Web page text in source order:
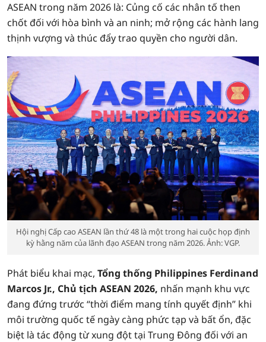
ASEAN trong năm 2026 là: Củng cố các nhân tố then
chốt đối với hòa bình và an ninh; mở rộng các hành lang
thịnh vượng và thúc đẩy trao quyền cho người dân.
Hội nghị Cấp cao ASEAN lần thứ 48 là một trong hai cuộc họp định
kỳ hằng năm của lãnh đạo ASEAN trong năm 2026. Ảnh: VGP.
Phát biểu khai mạc, Tổng thống Philippines Ferdinand
Marcos Jr., Chủ tịch ASEAN 2026, nhấn mạnh khu vực
đang đứng trước “thời điểm mang tính quyết định” khi
môi trường quốc tế ngày càng phức tạp và bất ổn, đặc
biệt là tác động từ xung đột tại Trung Đông đối với an